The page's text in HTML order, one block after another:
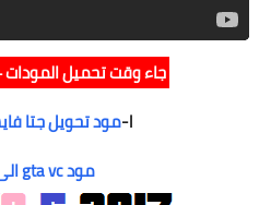
جاء وقت تحميل المودات
l- مود تحويل جتا
مود gta vc الى gta v